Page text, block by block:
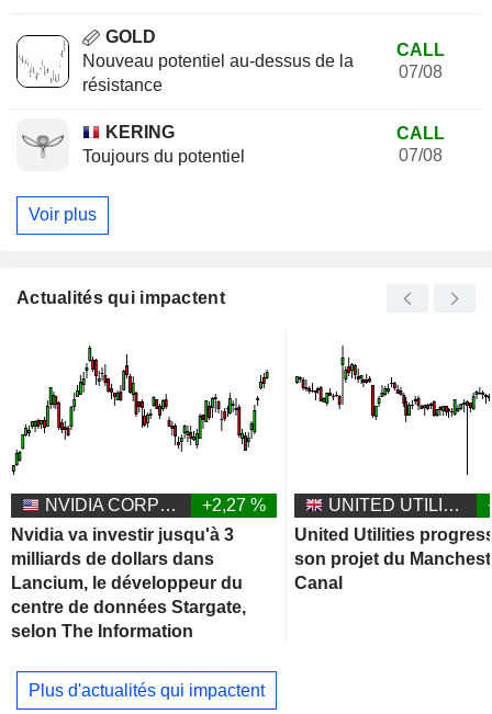
GOLD
Nouveau potentiel au-dessus de la
résistance
CALL
07/08
KERING
Toujours du potentiel
CALL
07/08
Voir plus
Actualités qui impactent
NVIDIA CORPORATION
+2,27 %
Nvidia va investir jusqu'à 3
milliards de dollars dans
Lancium, le développeur du
centre de données Stargate,
selon The Information
UNITED UTILITIES GROUP PLC
United Utilities
son projet du
Canal
Plus d'actualités qui impactent